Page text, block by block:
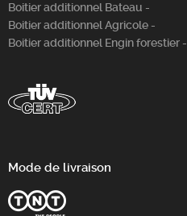
Boitier additionnel Bateau -
Boitier additionnel Agricole -
Boitier additionnel Engin forestier -
Mode de livraison